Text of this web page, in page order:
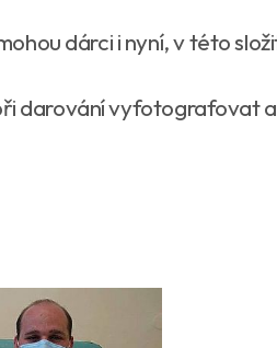
dárci i nyní, v této
darování vyfotografovat